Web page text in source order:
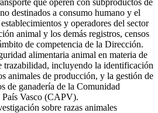
que operen con subproductos de
destinados a consumo humano y el
y operadores del sector
animal y los demás registros, censos
de competencia de la Dirección.
alimentaria animal en materia de
trazabilidad, incluyendo la identificación
animales de producción, y la gestión de
de ganadería de la Comunidad
Vasco (CAPV).
sobre razas animales